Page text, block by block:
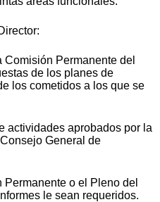
Permanente del
de los planes de
los cometidos a los que se
actividades aprobados por la
General de
o el Pleno del
le sean requeridos.